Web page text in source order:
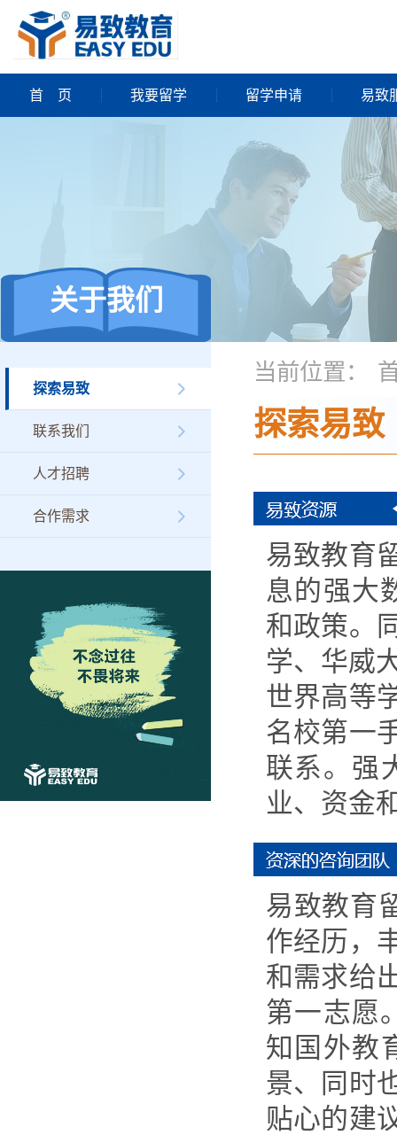
首 页 我要留学 留学申请 易致
关于我们
探索易致
联系我们
人才招聘
合作需求
当前位置：
探索易致
易致教育
息的强大
和政策。
学、华威
世界高等
名校第一
联系。强
业、资金
易致教育
作经历，
和需求给
第一志愿
知国外教
景、同时
贴心的建